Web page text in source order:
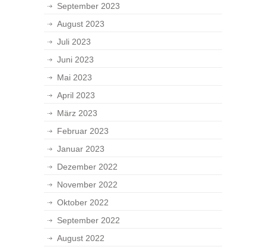
September 2023
August 2023
Juli 2023
Juni 2023
Mai 2023
April 2023
März 2023
Februar 2023
Januar 2023
Dezember 2022
November 2022
Oktober 2022
September 2022
August 2022